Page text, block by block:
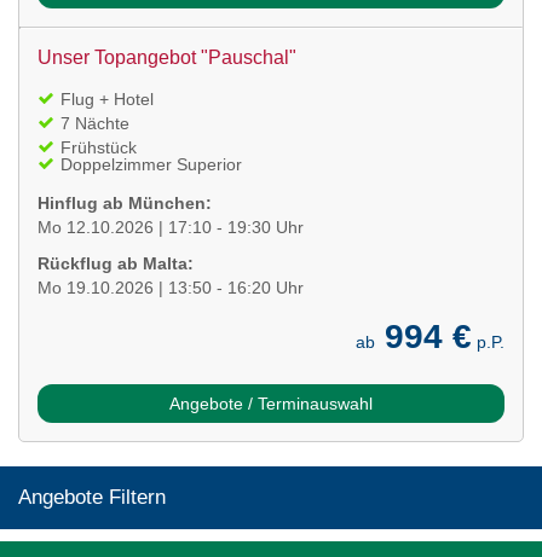
Unser Topangebot "Pauschal"
Flug + Hotel
7 Nächte
Frühstück
Doppelzimmer Superior
Hinflug ab München:
Mo 12.10.2026 | 17:10 - 19:30 Uhr
Rückflug ab Malta:
Mo 19.10.2026 | 13:50 - 16:20 Uhr
ab 994 € p.P.
Angebote / Terminauswahl
Angebote Filtern